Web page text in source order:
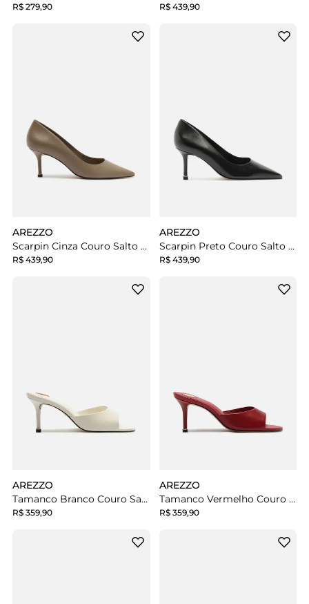
R$ 279,90 R$ 439,90
AREZZO
Scarpin Cinza Couro Salto Fino
R$ 439,90
AREZZO
Scarpin Preto Couro Salto Fino
R$ 439,90
AREZZO
Tamanco Branco Couro Salto Fino
R$ 359,90
AREZZO
Tamanco Vermelho Couro Salto Fino
R$ 359,90